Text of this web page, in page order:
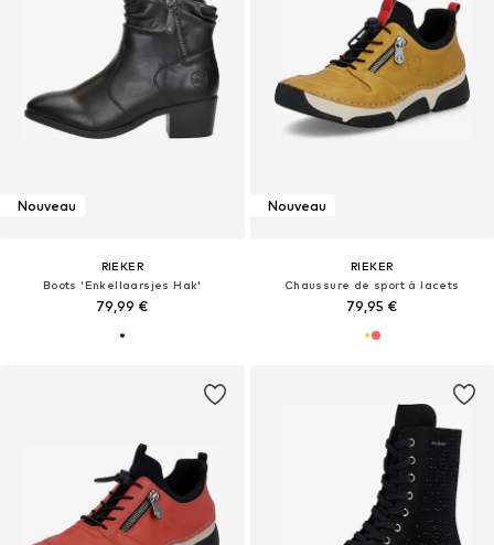
Nouveau
RIEKER
Boots 'Enkellaarsjes Hak'
79,99 €
Nouveau
RIEKER
Chaussure de sport à lacets
79,95 €